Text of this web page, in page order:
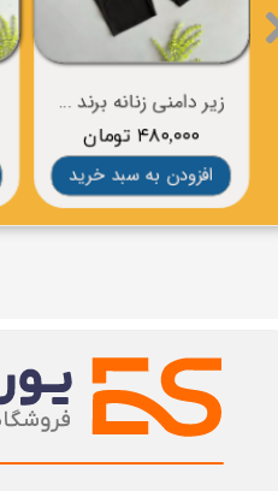
زیر دامنی زنانه برند esmara
۴۸۰,۰۰۰ تومان
افزودن به سبد خرید